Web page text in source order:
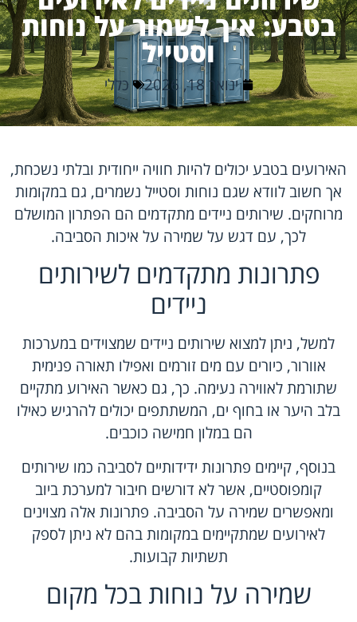
בטבע: איך לשמור על נוחות
וסטייל
ינואר 18, 2026 כללי
האירועים בטבע יכולים להיות חוויה ייחודית ובלתי נשכחת,
אך חשוב לוודא שגם נוחות וסטייל נשמרים, גם במקומות
מרוחקים. שירותים ניידים מתקדמים הם הפתרון המושלם
לכך, עם דגש על שמירה על איכות הסביבה.
פתרונות מתקדמים לשירותים
ניידים
למשל, ניתן למצוא שירותים ניידים שמצוידים במערכות
אוורור, כיורים עם מים זורמים ואפילו תאורה פנימית
שתורמת לאווירה נעימה. כך, גם כאשר האירוע מתקיים
בלב היער או בחוף ים, המשתתפים יכולים להרגיש כאילו
הם במלון חמישה כוכבים.
בנוסף, קיימים פתרונות ידידותיים לסביבה כמו שירותים
קומפוסטיים, אשר לא דורשים חיבור למערכת ביוב
ומאפשרים שמירה על הסביבה. פתרונות אלה מצוינים
לאירועים שמתקיימים במקומות בהם לא ניתן לספק
תשתיות קבועות.
שמירה על נוחות בכל מקום